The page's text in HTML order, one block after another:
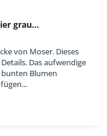
grau...
von Moser. Dieses
Das aufwendige
Blumen